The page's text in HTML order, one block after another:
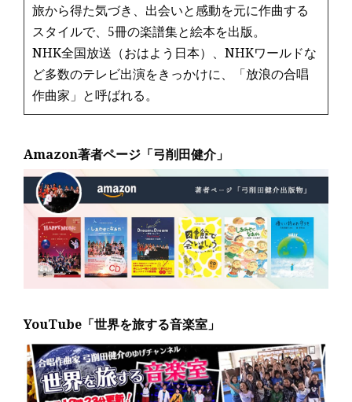
旅から得た気づき、出会いと感動を元に作曲する
スタイルで、5冊の楽譜集と絵本を出版。
NHK全国放送（おはよう日本）、NHKワールドな
ど多数のテレビ出演をきっかけに、「放浪の合唱
作曲家」と呼ばれる。
Amazon著者ページ「弓削田健介」
YouTube「世界を旅する音楽室」